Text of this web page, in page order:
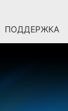
ПОДДЕРЖКА